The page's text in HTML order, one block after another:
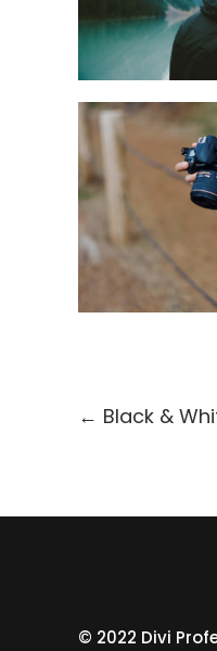
← Black &
© 2022 Divi